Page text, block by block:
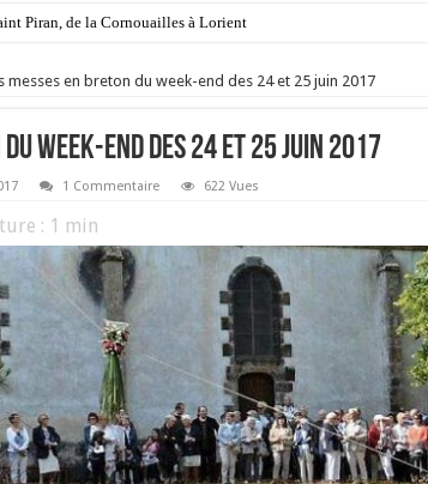
Piran, de la Cornouailles à Lorient
messes en breton du week-end des 24 et 25 juin 2017
week-end des 24 et 25 juin 2017
1 Commentaire 622 Vues
: 1 min